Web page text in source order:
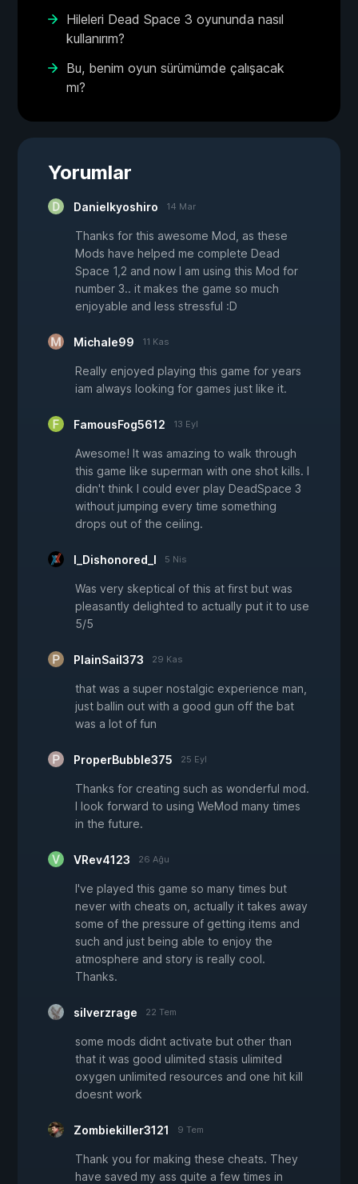
Hileleri Dead Space 3 oyununda nasıl
kullanırım?
Bu, benim oyun sürümümde çalışacak
mı?
Yorumlar
Danielkyoshiro 14 Mar
Thanks for this awesome Mod, as these
Mods have helped me complete Dead
Space 1,2 and now I am using this Mod for
number 3.. it makes the game so much
enjoyable and less stressful :D
Michale99 11 Kas
Really enjoyed playing this game for years
iam always looking for games just like it.
FamousFog5612 13 Eyl
Awesome! It was amazing to walk through
this game like superman with one shot kills. I
didn't think I could ever play DeadSpace 3
without jumping every time something
drops out of the ceiling.
I_Dishonored_I 5 Nis
Was very skeptical of this at first but was
pleasantly delighted to actually put it to use
5/5
PlainSail373 29 Kas
that was a super nostalgic experience man,
just ballin out with a good gun off the bat
was a lot of fun
ProperBubble375 25 Eyl
Thanks for creating such as wonderful mod.
I look forward to using WeMod many times
in the future.
VRev4123 26 Ağu
I've played this game so many times but
never with cheats on, actually it takes away
some of the pressure of getting items and
such and just being able to enjoy the
atmosphere and story is really cool.
Thanks.
silverzrage 22 Tem
some mods didnt activate but other than
that it was good ulimited stasis ulimited
oxygen unlimited resources and one hit kill
doesnt work
Zombiekiller3121 9 Tem
Thank you for making these cheats. They
have saved my ass quite a few times in